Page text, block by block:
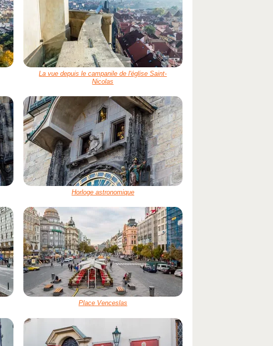
La vue depuis le campanile de l'église Saint-
Nicolas
Horloge astronomique
Place Venceslas